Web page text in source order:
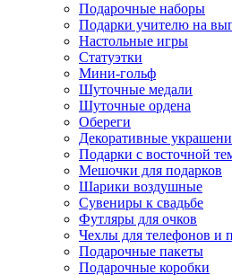
Подарочные наборы
Подарки учителю на
Настольные игры
Статуэтки
Мини-гольф
Шуточные медали
Шуточные ордена
Обереги
Декоративные
Подарки с восточной
Мешочки для подарков
Шарики воздушные
Сувениры к свадьбе
Футляры для очков
Чехлы для телефонов и
Подарочные пакеты
Подарочные коробки